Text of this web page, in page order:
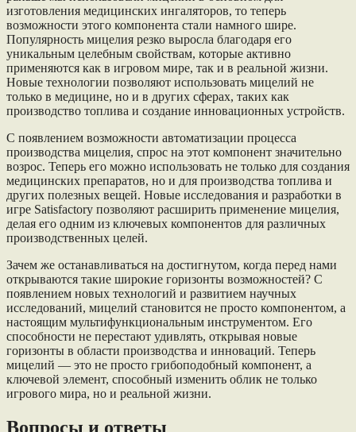
изготовления медицинских ингаляторов, то теперь
возможности этого компонента стали намного шире.
Популярность мицелия резко выросла благодаря его
уникальным целебным свойствам, которые активно
применяются как в игровом мире, так и в реальной жизни.
Новые технологии позволяют использовать мицелий не
только в медицине, но и в других сферах, таких как
производство топлива и создание инновационных устройств.
С появлением возможности автоматизации процесса
производства мицелия, спрос на этот компонент значительно
возрос. Теперь его можно использовать не только для создания
медицинских препаратов, но и для производства топлива и
других полезных вещей. Новые исследования и разработки в
игре Satisfactory позволяют расширить применение мицелия,
делая его одним из ключевых компонентов для различных
производственных целей.
Зачем же останавливаться на достигнутом, когда перед нами
открываются такие широкие горизонты возможностей? С
появлением новых технологий и развитием научных
исследований, мицелий становится не просто компонентом, а
настоящим мультифункциональным инструментом. Его
способности не перестают удивлять, открывая новые
горизонты в области производства и инноваций. Теперь
мицелий — это не просто грибоподобный компонент, а
ключевой элемент, способный изменить облик не только
игрового мира, но и реальной жизни.
Вопросы и ответы